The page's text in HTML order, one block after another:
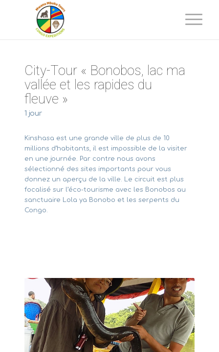
City-Tour « Bonobos, lac ma
vallée et les rapides du
fleuve »
1 jour
Kinshasa est une grande ville de plus de 10
millions d’habitants, il est impossible de la visiter
en une journée. Par contre nous avons
sélectionné des sites importants pour vous
donnez un aperçu de la ville. Le circuit est plus
focalisé sur l’éco-tourisme avec les Bonobos au
sanctuaire Lola ya Bonobo et les serpents du
Congo.